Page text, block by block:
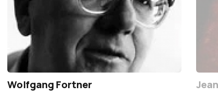
Wolfgang Fortner